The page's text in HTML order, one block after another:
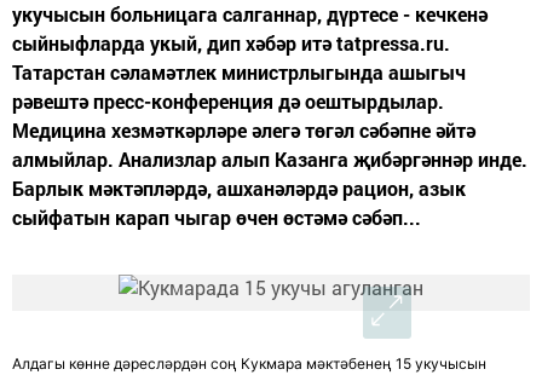
укучысын больницага салганнар, дүртесе - кечкенә
сыйныфларда укый, дип хәбәр итә tatpressa.ru.
Татарстан сәламәтлек министрлыгында ашыгыч
рәвештә пресс-конференция дә оештырдылар.
Медицина хезмәткәрләре әлегә төгәл сәбәпне әйтә
алмыйлар. Анализлар алып Казанга җибәргәннәр инде.
Барлык мәктәпләрдә, ашханәләрдә рацион, азык
сыйфатын карап чыгар өчен өстәмә сәбәп...
Алдагы көнне дәресләрдән соң Кукмара мәктәбенең 15 укучысын